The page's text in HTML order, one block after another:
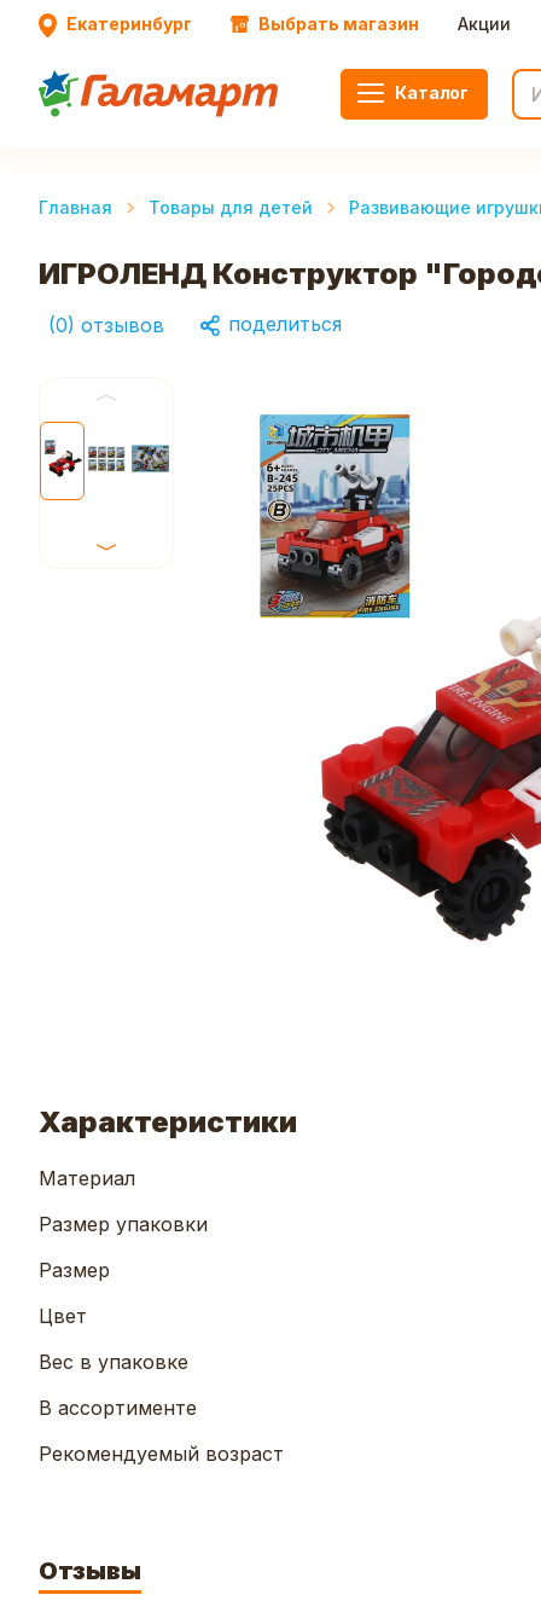
Екатеринбург Выбрать магазин Акции
Каталог
Главная Товары для детей Развивающие
ИГРОЛЕНД Конструктор
(0) отзывов поделиться
Характеристики
Материал
Размер упаковки
Размер
Цвет
Вес в упаковке
В ассортименте
Рекомендуемый возраст
Отзывы